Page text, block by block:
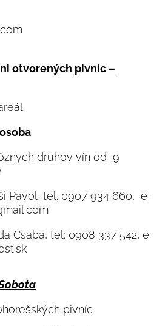
otvorených pivníc –
druhov vín od 9
Pavol, tel. 0907 934 660, e-
Csaba, tel: 0908 337 542, e-
pivníc